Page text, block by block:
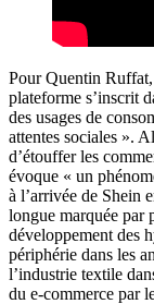
Pour Quentin
plateforme s’inscrit
des usages de
attentes sociales ».
d’étouffer les
évoque « un
à l’arrivée de Shein
longue marquée par
développement des
périphérie dans les
l’industrie textile
du e-commerce par